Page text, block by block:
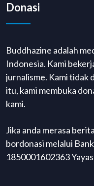
Donasi
Buddhazine adalah
Indonesia. Kami
jurnalisme. Kami tidak
itu, kami membuka
kami.
Jika anda merasa
bordonasi melalui
1850001602363